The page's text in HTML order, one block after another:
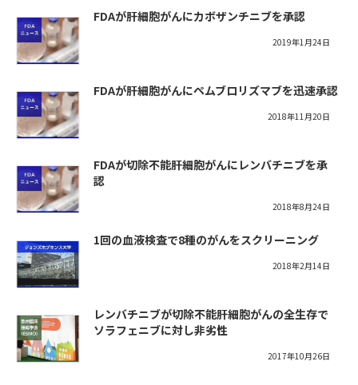
FDAが肝細胞がんにカボザンチニブを承認
2019年1月24日
FDAが肝細胞がんにペムブロリズマブを迅速承認
2018年11月20日
FDAが切除不能肝細胞がんにレンバチニブを承
認
2018年8月24日
1回の血液検査で8種のがんをスクリーニング
2018年2月14日
レンバチニブが切除不能肝細胞がんの全生存で
ソラフェニブに対し非劣性
2017年10月26日